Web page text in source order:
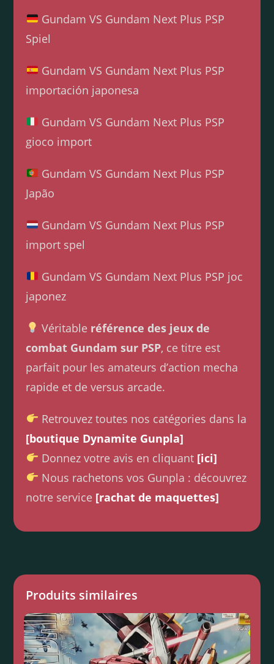
Gundam VS Gundam Next Plus PSP
Spiel
Gundam VS Gundam Next Plus PSP
importación japonesa
Gundam VS Gundam Next Plus PSP
gioco import
Gundam VS Gundam Next Plus PSP
Japão
Gundam VS Gundam Next Plus PSP
import spel
Gundam VS Gundam Next Plus PSP joc
japonez
Véritable référence des jeux de
combat Gundam sur PSP, ce titre est
parfait pour les amateurs d’action mecha
rapide et de versus arcade.
Retrouvez toutes nos catégories dans la
[boutique Dynamite Gunpla]
Donnez votre avis en cliquant [ici]
Nous rachetons vos Gunpla : découvrez
notre service [rachat de maquettes]
Produits similaires